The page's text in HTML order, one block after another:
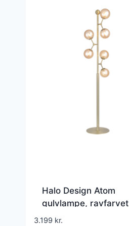
Halo Design Atom
gulvlampe, ravfarvet
3.199 kr.